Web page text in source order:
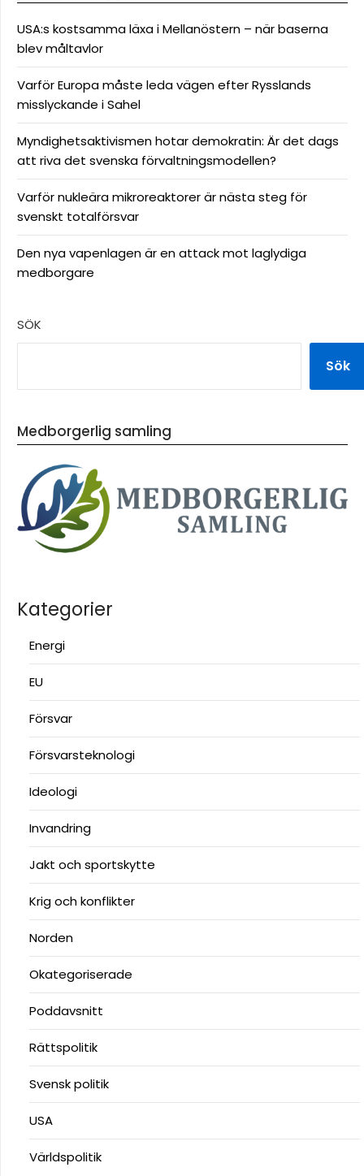
USA:s kostsamma läxa i Mellanöstern – när baserna
blev måltavlor
Varför Europa måste leda vägen efter Rysslands
misslyckande i Sahel
Myndighetsaktivismen hotar demokratin: Är det dags
att riva det svenska förvaltningsmodellen?
Varför nukleära mikroreaktorer är nästa steg för
svenskt totalförsvar
Den nya vapenlagen är en attack mot laglydiga
medborgare
SÖK
Sök
Medborgerlig samling
Kategorier
Energi
EU
Försvar
Försvarsteknologi
Ideologi
Invandring
Jakt och sportskytte
Krig och konflikter
Norden
Okategoriserade
Poddavsnitt
Rättspolitik
Svensk politik
USA
Världspolitik